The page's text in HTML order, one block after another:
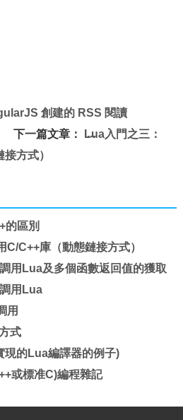
創建的 RSS 閱讀
下一篇文章：
Lua入門之三：
方式）
的區別
C++庫（動態鏈接方式）
用Lua及多個函數返回值的獲取
用Lua
用
式
現的Lua編譯器的例子)
或標准C)編程雜記